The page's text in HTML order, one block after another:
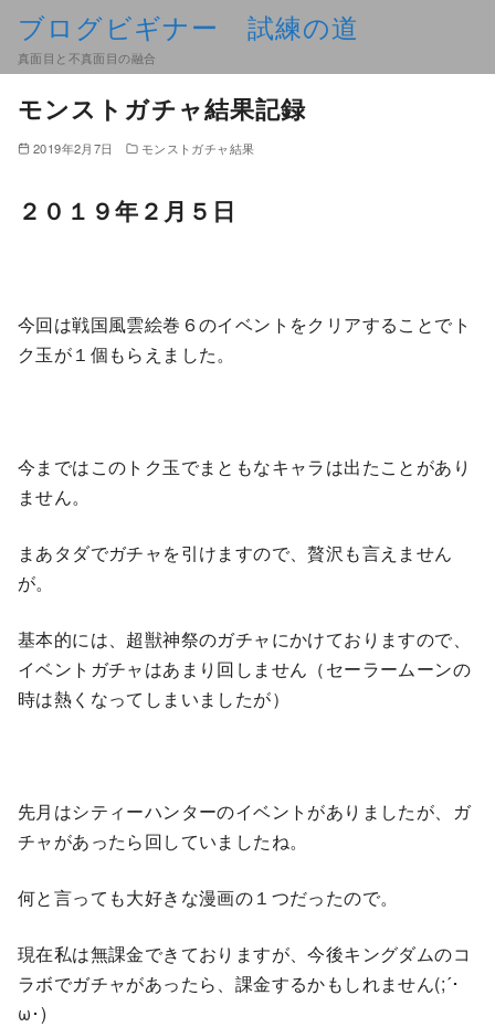
ブログビギナー 試練の道
真面目と不真面目の融合
モンストガチャ結果記録
2019年2月7日 モンストガチャ結果
２０１９年２月５日
今回は戦国風雲絵巻６のイベントをクリアすることでト
ク玉が１個もらえました。
今まではこのトク玉でまともなキャラは出たことがあり
ません。
まあタダでガチャを引けますので、贅沢も言えません
が。
基本的には、超獣神祭のガチャにかけておりますので、
イベントガチャはあまり回しません（セーラームーンの
時は熱くなってしまいましたが）
先月はシティーハンターのイベントがありましたが、ガ
チャがあったら回していましたね。
何と言っても大好きな漫画の１つだったので。
現在私は無課金できておりますが、今後キングダムのコ
ラボでガチャがあったら、課金するかもしれません(;´･
ω･)